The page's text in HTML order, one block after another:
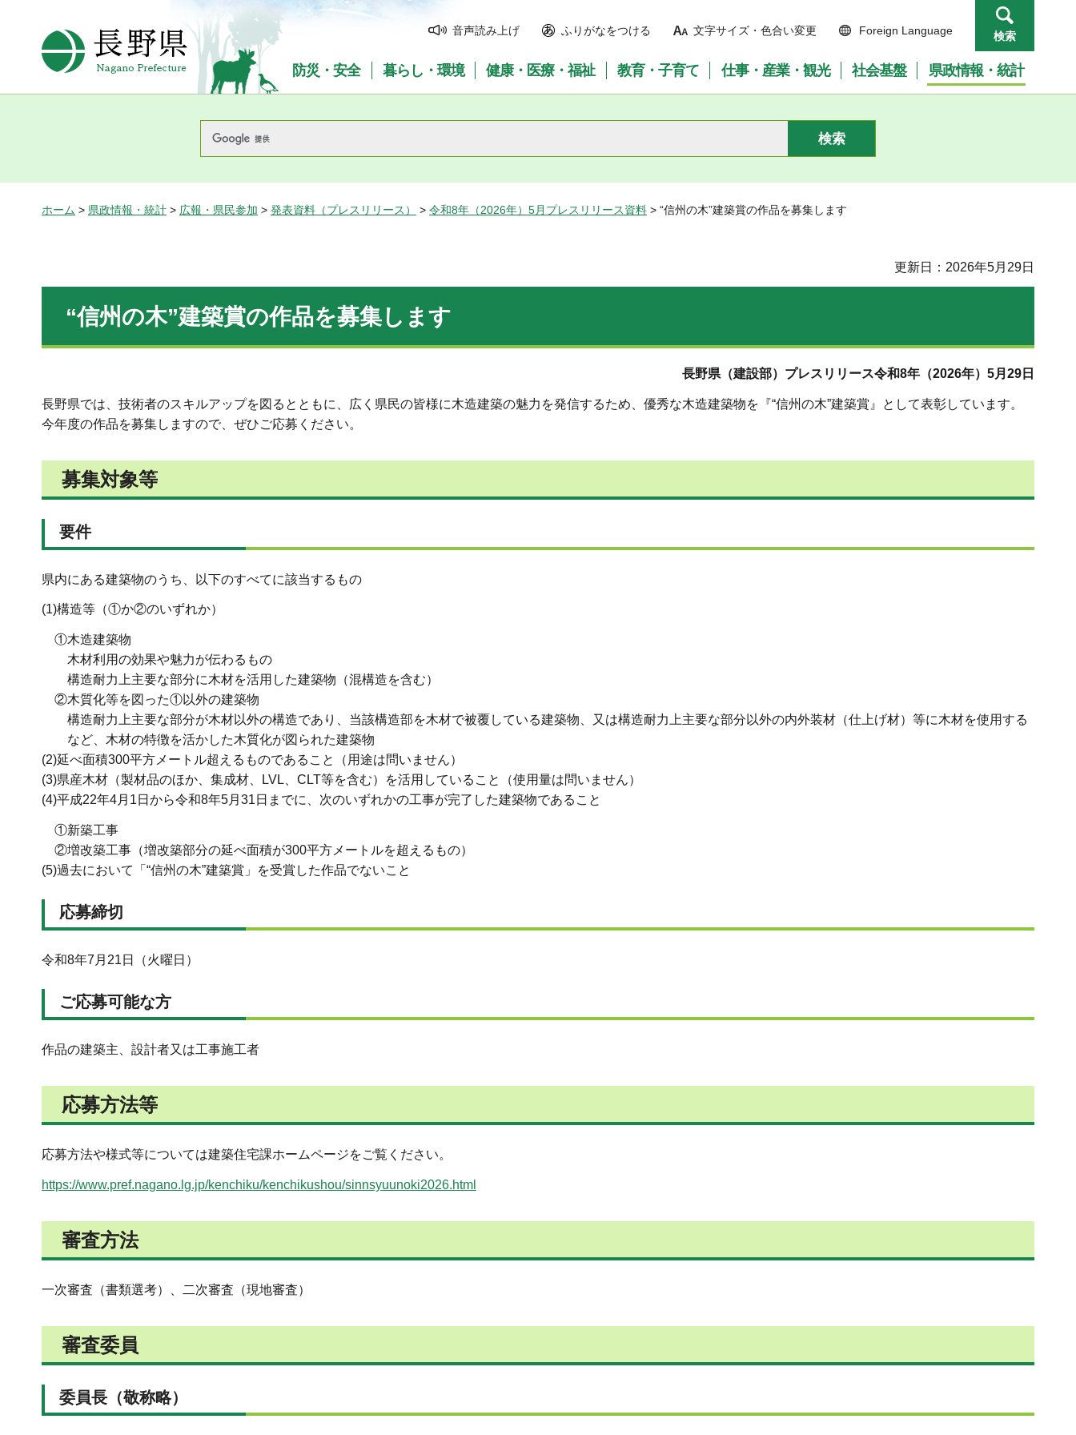
長野県Nagano Prefecture
音声読み上げ ふりがなをつける 文字サイズ・色合い変更 Foreign Language 検索
防災・安全 暮らし・環境 健康・医療・福祉 教育・子育て 仕事・産業・観光 社会基盤 県政情報・統計
ホーム > 県政情報・統計 > 広報・県民参加 > 発表資料（プレスリリース） > 令和8年（2026年）5月プレスリリース資料 > “信州の木”建築賞の作品を募集します
更新日：2026年5月29日
“信州の木”建築賞の作品を募集します
長野県（建設部）プレスリリース令和8年（2026年）5月29日
長野県では、技術者のスキルアップを図るとともに、広く県民の皆様に木造建築の魅力を発信するため、優秀な木造建築物を『“信州の木”建築賞』として表彰しています。
今年度の作品を募集しますので、ぜひご応募ください。
募集対象等
要件
県内にある建築物のうち、以下のすべてに該当するもの
(1)構造等（①か②のいずれか）
①木造建築物
木材利用の効果や魅力が伝わるもの
構造耐力上主要な部分に木材を活用した建築物（混構造を含む）
②木質化等を図った①以外の建築物
構造耐力上主要な部分が木材以外の構造であり、当該構造部を木材で被覆している建築物、又は構造耐力上主要な部分以外の内外装材（仕上げ材）等に木材を使用する
など、木材の特徴を活かした木質化が図られた建築物
(2)延べ面積300平方メートル超えるものであること（用途は問いません）
(3)県産木材（製材品のほか、集成材、LVL、CLT等を含む）を活用していること（使用量は問いません）
(4)平成22年4月1日から令和8年5月31日までに、次のいずれかの工事が完了した建築物であること
①新築工事
②増改築工事（増改築部分の延べ面積が300平方メートルを超えるもの）
(5)過去において「“信州の木”建築賞」を受賞した作品でないこと
応募締切
令和8年7月21日（火曜日）
ご応募可能な方
作品の建築主、設計者又は工事施工者
応募方法等
応募方法や様式等については建築住宅課ホームページをご覧ください。
https://www.pref.nagano.lg.jp/kenchiku/kenchikushou/sinnsyuunoki2026.html
審査方法
一次審査（書類選考）、二次審査（現地審査）
審査委員
委員長（敬称略）